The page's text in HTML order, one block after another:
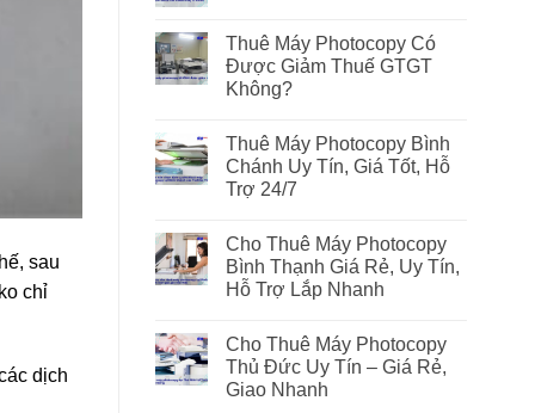
sau
chỉ
dịch
Thuê Máy Photocopy Có
Được Giảm Thuế GTGT
Không?
Thuê Máy Photocopy Bình
Chánh Uy Tín, Giá Tốt, Hỗ
Trợ 24/7
Cho Thuê Máy Photocopy
Bình Thạnh Giá Rẻ, Uy Tín,
Hỗ Trợ Lắp Nhanh
Cho Thuê Máy Photocopy
Thủ Đức Uy Tín – Giá Rẻ,
Giao Nhanh